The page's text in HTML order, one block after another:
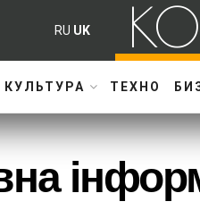
RU UK
КУЛЬТУРА ТЕХНО